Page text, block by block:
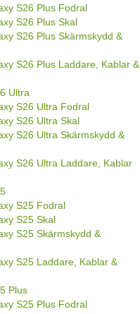
S26 Plus Fodral
S26 Plus Skal
S26 Plus Skärmskydd &
S26 Plus Laddare, Kablar &
Ultra
S26 Ultra Fodral
S26 Ultra Skal
S26 Ultra Skärmskydd &
S26 Ultra Laddare, Kablar
S25 Fodral
S25 Skal
S25 Skärmskydd &
S25 Laddare, Kablar &
Plus
S25 Plus Fodral